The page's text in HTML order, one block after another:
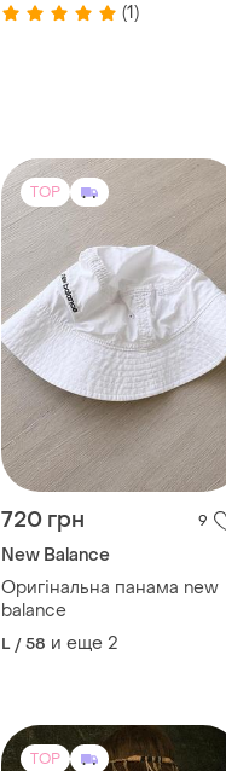
(1)
TOP
720 грн 9
New Balance
Оригінальна панама new
balance
L / 58 и еще 2
TOP